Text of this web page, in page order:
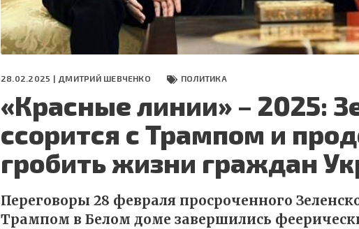
28.02.2025 | ДМИТРИЙ ШЕВЧЕНКО ПОЛИТИКА
«Красные линии» – 2025:
ссорится с Трампом и
гробить жизни граждан
Переговоры 28 февраля просроченного
Трампом в Белом доме завершились